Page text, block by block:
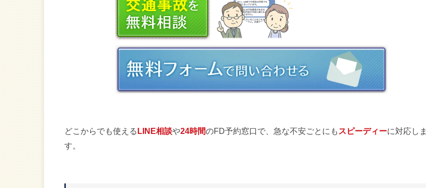
どこからでも使えるLINE相談や24時間のFD予約窓口で、急な不安ごとにも スピーディーに対応しま
す。